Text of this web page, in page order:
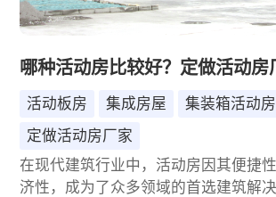
哪种活动房比较好？定做活动房
活动板房 集成房屋
集装箱活动房
定做活动房厂家
在现代建筑行业中，活动房因其便捷
济性，成为了众多领域的首选建筑解